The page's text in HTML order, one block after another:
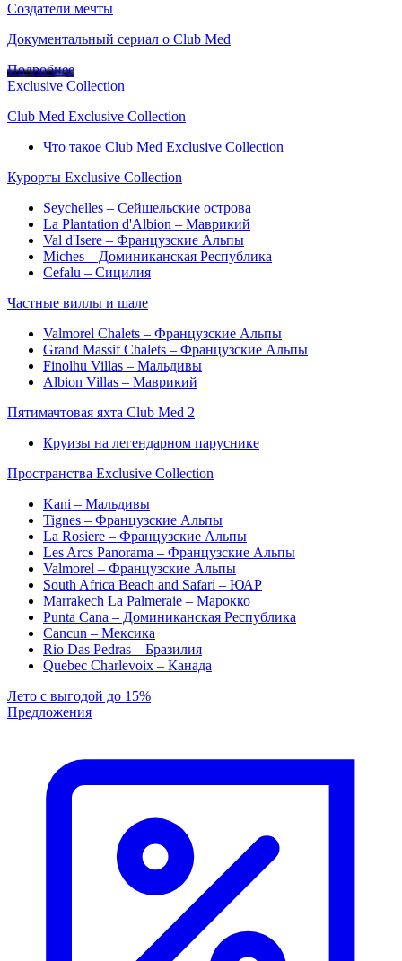
Создатели мечты
Документальный сериал о Club Med
Подробнее
Exclusive Collection
Club Med Exclusive Collection
Что такое Club Med Exclusive Collection
Курорты Exclusive Collection
Seychelles – Сейшельские острова
La Plantation d'Albion – Маврикий
Val d'Isere – Французские Альпы
Miches – Доминиканская Республика
Cefalu – Сицилия
Частные виллы и шале
Valmorel Chalets – Французские Альпы
Grand Massif Chalets – Французские Альпы
Finolhu Villas – Мальдивы
Albion Villas – Маврикий
Пятимачтовая яхта Club Med 2
Круизы на легендарном паруснике
Пространства Exclusive Collection
Kani – Мальдивы
Tignes – Французские Альпы
La Rosiere – Французские Альпы
Les Arcs Panorama – Французские Альпы
Valmorel – Французские Альпы
South Africa Beach and Safari – ЮАР
Marrakech La Palmeraie – Марокко
Punta Cana – Доминиканская Республика
Cancun – Мексика
Rio Das Pedras – Бразилия
Quebec Charlevoix – Канада
Лето с выгодой до 15%
Предложения